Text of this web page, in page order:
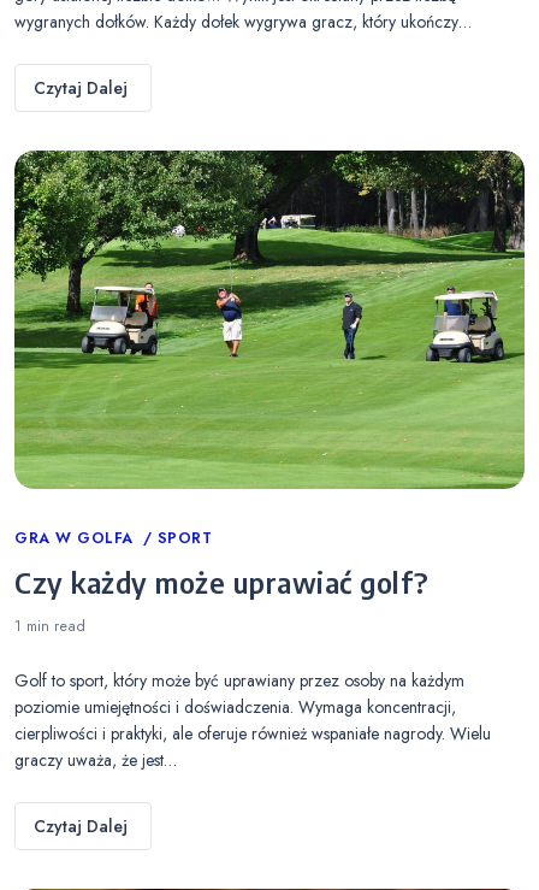
wygranych dołków. Każdy dołek wygrywa gracz, który ukończy…
Czytaj Dalej
Categories
GRA W GOLFA SPORT
Czy każdy może uprawiać golf?
1 min read
Golf to sport, który może być uprawiany przez osoby na każdym
poziomie umiejętności i doświadczenia. Wymaga koncentracji,
cierpliwości i praktyki, ale oferuje również wspaniałe nagrody. Wielu
graczy uważa, że jest…
Czytaj Dalej